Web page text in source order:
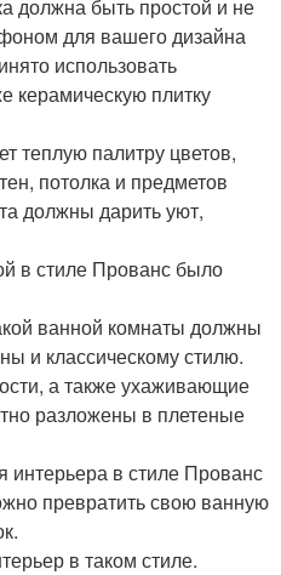
должна быть простой и не
для вашего дизайна
использовать
керамическую плитку
теплую палитру цветов,
потолка и предметов
должны дарить уют,
в стиле Прованс было
ванной комнаты должны
и классическому стилю.
а также ухаживающие
разложены в плетеные
интерьера в стиле Прованс
превратить свою ванную
в таком стиле.